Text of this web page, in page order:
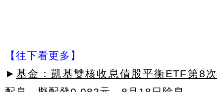
【往下看更多】
► 基金：凱基雙核收息債股平衡ETF第8次